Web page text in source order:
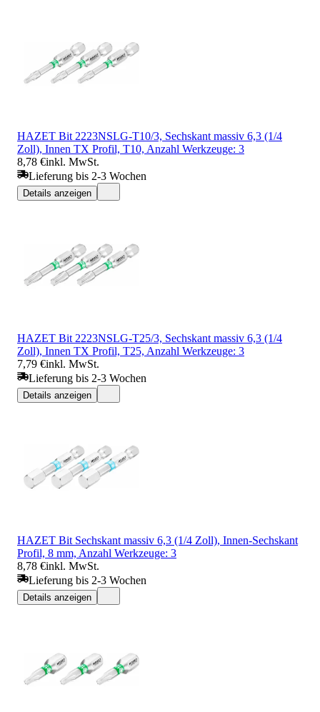
HAZET Bit 2223NSLG-T10/3, Sechskant massiv 6,3 (1/4
Zoll), Innen TX Profil, T10, Anzahl Werkzeuge: 3
8,78 €inkl. MwSt.
Lieferung bis 2-3 Wochen
Details anzeigen
HAZET Bit 2223NSLG-T25/3, Sechskant massiv 6,3 (1/4
Zoll), Innen TX Profil, T25, Anzahl Werkzeuge: 3
7,79 €inkl. MwSt.
Lieferung bis 2-3 Wochen
Details anzeigen
HAZET Bit Sechskant massiv 6,3 (1/4 Zoll), Innen-Sechskant
Profil, 8 mm, Anzahl Werkzeuge: 3
8,78 €inkl. MwSt.
Lieferung bis 2-3 Wochen
Details anzeigen